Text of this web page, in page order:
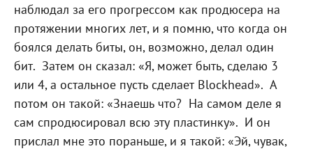
наблюдал за его прогрессом как продюсера на
протяжении многих лет, и я помню, что когда он
боялся делать биты, он, возможно, делал один
бит. Затем он сказал: «Я, может быть, сделаю 3
или 4, а остальное пусть сделает Blockhead». А
потом он такой: «Знаешь что? На самом деле я
сам спродюсировал всю эту пластинку». И он
прислал мне это пораньше, и я такой: «Эй, чувак,